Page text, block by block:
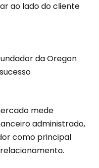
ao lado do cliente
da Oregon
mede
administrado,
como principal